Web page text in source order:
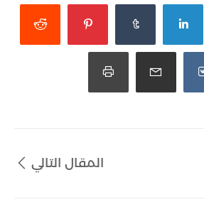
المقال التالي